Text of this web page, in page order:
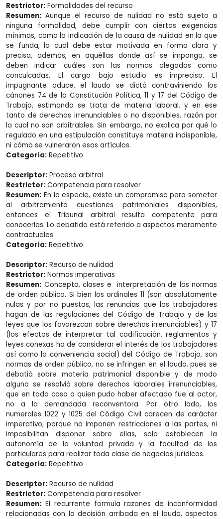
Restrictor: Formalidades del recurso
Resumen: Aunque el recurso de nulidad no está sujeto a
ninguna formalidad, debe cumplir con ciertas exigencias
mínimas, como la indicación de la causa de nulidad en la que
se funda, la cual debe estar motivada en forma clara y
precisa, además, en aquéllas donde así se imponga, se
deben indicar cuáles son las normas alegadas como
conculcadas. El cargo bajo estudio es impreciso. El
impugnante aduce, el laudo se dictó contraviniendo los
cánones 74 de la Constitución Política, 11 y 17 del Código de
Trabajo, estimando se trata de materia laboral, y en ese
tanto de derechos irrenunciables o no disponibles, razón por
la cual no son arbitrables. Sin embargo, no explica por qué lo
regulado en una estipulación constituye materia indisponible,
ni cómo se vulneraron esos artículos.
Categoría: Repetitivo
Descriptor: Proceso arbitral
Restrictor: Competencia para resolver
Resumen: En la especie, existe un compromiso para someter
al arbitramiento cuestiones patrimoniales disponibles,
entonces el Tribunal arbitral resulta competente para
conocerlas. Lo debatido está referido a aspectos meramente
contractuales.
Categoría: Repetitivo
Descriptor: Recurso de nulidad
Restrictor: Normas imperativas
Resumen: Concepto, clases e interpretación de las normas
de orden público. Si bien los ordinales 11 (son absolutamente
nulas y por no puestas, las renuncias que los trabajadores
hagan de las regulaciones del Código de Trabajo y de las
leyes que los favorezcan sobre derechos irrenunciables) y 17
(los efectos de interpretar tal codificación, reglamentos y
leyes conexas ha de considerar el interés de los trabajadores
así como la conveniencia social) del Código de Trabajo, son
normas de orden público, no se infringen en el laudo, pues se
debatió sobre materia patrimonial disponible y de modo
alguno se resolvió sobre derechos laborales irrenunciables,
que en todo caso a quien pudo haber afectado fue al actor,
no a la demandada reconventora. Por otro lado, los
numerales 1022 y 1025 del Código Civil carecen de carácter
imperativo, porque no imponen restricciones a las partes, ni
imposibilitan disponer sobre ellas, solo establecen la
autonomía de la voluntad privada y la facultad de los
particulares para realizar toda clase de negocios jurídicos.
Categoría: Repetitivo
Descriptor: Recurso de nulidad
Restrictor: Competencia para resolver
Resumen: El recurrente formula razones de inconformidad
relacionadas con la decisión arribada en el laudo, aspectos